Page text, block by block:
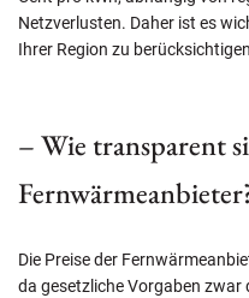
Netzverlusten. Daher ist es
Ihrer Region zu
– Wie transparent
Die Preise der
da gesetzliche Vorgaben